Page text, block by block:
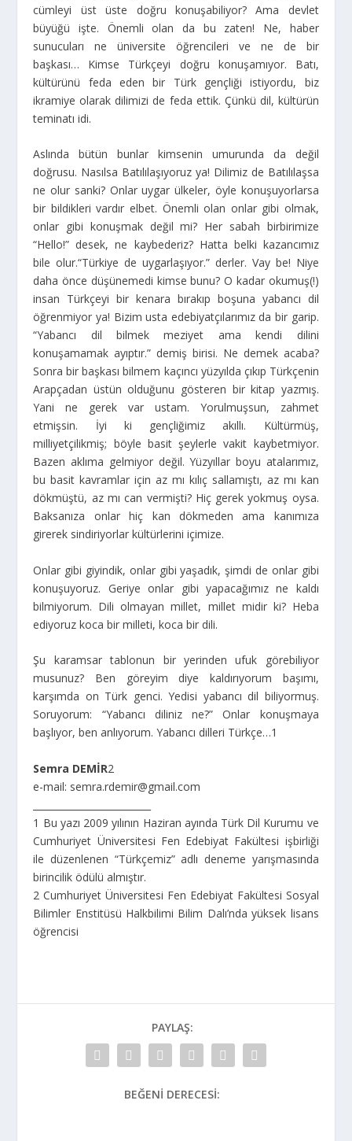
cümleyi üst üste doğru konuşabiliyor? Ama devlet
büyüğü işte. Önemli olan da bu zaten! Ne, haber
sunucuları ne üniversite öğrencileri ve ne de bir
başkası… Kimse Türkçeyi doğru konuşamıyor. Batı,
kültürünü feda eden bir Türk gençliği istiyordu, biz
ikramiye olarak dilimizi de feda ettik. Çünkü dil, kültürün
teminatı idi.
Aslında bütün bunlar kimsenin umurunda da değil
doğrusu. Nasılsa Batılılaşıyoruz ya! Dilimiz de Batılılaşsa
ne olur sanki? Onlar uygar ülkeler, öyle konuşuyorlarsa
bir bildikleri vardır elbet. Önemli olan onlar gibi olmak,
onlar gibi konuşmak değil mi? Her sabah birbirimize
“Hello!” desek, ne kaybederiz? Hatta belki kazancımız
bile olur.“Türkiye de uygarlaşıyor.” derler. Vay be! Niye
daha önce düşünemedi kimse bunu? O kadar okumuş(!)
insan Türkçeyi bir kenara bırakıp boşuna yabancı dil
öğrenmiyor ya! Bizim usta edebiyatçılarımız da bir garip.
“Yabancı dil bilmek meziyet ama kendi dilini
konuşamamak ayıptır.” demiş birisi. Ne demek acaba?
Sonra bir başkası bilmem kaçıncı yüzyılda çıkıp Türkçenin
Arapçadan üstün olduğunu gösteren bir kitap yazmış.
Yani ne gerek var ustam. Yorulmuşsun, zahmet
etmişsin. İyi ki gençliğimiz akıllı. Kültürmüş,
milliyetçilikmiş; böyle basit şeylerle vakit kaybetmiyor.
Bazen aklıma gelmiyor değil. Yüzyıllar boyu atalarımız,
bu basit kavramlar için az mı kılıç sallamıştı, az mı kan
dökmüştü, az mı can vermişti? Hiç gerek yokmuş oysa.
Baksanıza onlar hiç kan dökmeden ama kanımıza
girerek sindiriyorlar kültürlerini içimize.
Onlar gibi giyindik, onlar gibi yaşadık, şimdi de onlar gibi
konuşuyoruz. Geriye onlar gibi yapacağımız ne kaldı
bilmiyorum. Dili olmayan millet, millet midir ki? Heba
ediyoruz koca bir milleti, koca bir dili.
Şu karamsar tablonun bir yerinden ufuk görebiliyor
musunuz? Ben göreyim diye kaldırıyorum başımı,
karşımda on Türk genci. Yedisi yabancı dil biliyormuş.
Soruyorum: “Yabancı diliniz ne?” Onlar konuşmaya
başlıyor, ben anlıyorum. Yabancı dilleri Türkçe…1
Semra DEMİR2
e-mail: semra.rdemir@gmail.com
1 Bu yazı 2009 yılının Haziran ayında Türk Dil Kurumu ve
Cumhuriyet Üniversitesi Fen Edebiyat Fakültesi işbirliği
ile düzenlenen “Türkçemiz” adlı deneme yarışmasında
birincilik ödülü almıştır.
2 Cumhuriyet Üniversitesi Fen Edebiyat Fakültesi Sosyal
Bilimler Enstitüsü Halkbilimi Bilim Dalı’nda yüksek lisans
öğrencisi
PAYLAŞ:
BEĞENI DERECESI: